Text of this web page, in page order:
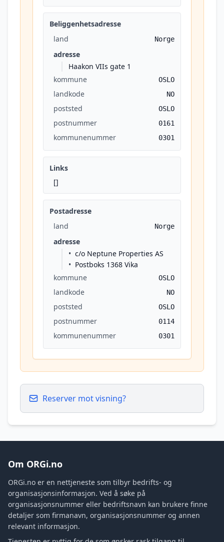
Beliggenhetsadresse
land
Norge
adresse
Haakon VIIs gate 1
kommune
OSLO
landkode NO
poststed OSLO
postnummer 0161
kommunenummer 0301
Links
[]
Postadresse
land
Norge
adresse
c/o Neptune Properties AS
Postboks 1368 Vika
kommune
OSLO
landkode NO
poststed OSLO
postnummer 0114
kommunenummer 0301
Reserver mot visning?
Om ORGi.no
ORGi.no er en nettjeneste som tilbyr bedrifts- og
organisasjonsinformasjon. Ved å søke på
organisasjonsnummer eller bedriftsnavn kan brukere finne
detaljer som firmanavn, organisasjonsnummer og annen
relevant informasjon.